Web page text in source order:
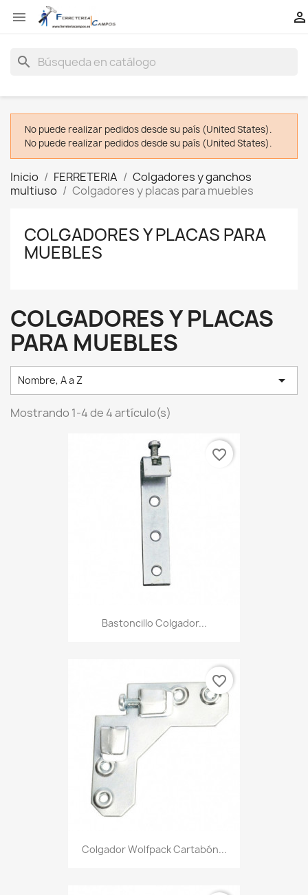
 
search
No puede realizar pedidos desde su país (United States).
No puede realizar pedidos desde su país (United States).
Inicio FERRETERIA
Colgadores y ganchos
multiuso
Colgadores y placas para muebles
COLGADORES Y PLACAS PARA
MUEBLES
COLGADORES Y PLACAS
PARA MUEBLES
Nombre, A a Z 
Mostrando 1-4 de 4 artículo(s)
Bastoncillo Colgador...
favorite_border
Colgador Wolfpack Cartabón...
favorite_border